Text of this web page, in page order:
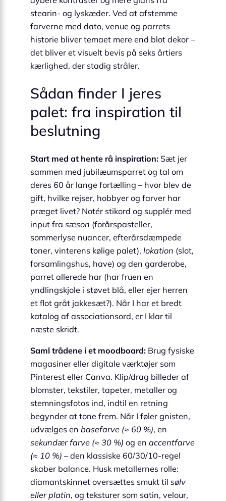
stearin- og lyskæder. Ved at afstemme
farverne med dato, venue og parrets
historie bliver temaet mere end blot dekor –
det bliver et visuelt bevis på seks årtiers
kærlighed, der stadig stråler.
Sådan finder I jeres
palet: fra inspiration til
beslutning
Start med at hente rå inspiration: Sæt jer
sammen med jubilæumsparret og tal om
deres 60 år lange fortælling – hvor blev de
gift, hvilke rejser, hobbyer og farver har
præget livet? Notér stikord og supplér med
input fra sæson (forårspasteller,
sommerlyse nuancer, efterårsdæmpede
toner, vinterens kølige palet), lokation (slot,
forsamlingshus, have) og den garderobe,
parret allerede har (har fruen en
yndlingskjole i støvet blå, eller ejer herren
et flot gråt jakkesæt?). Når I har et bredt
katalog af associationsord, er I klar til
næste skridt.
Saml trådene i et moodboard: Brug fysiske
magasiner eller digitale værktøjer som
Pinterest eller Canva. Klip/drag billeder af
blomster, tekstiler, tapeter, metaller og
stemningsfotos ind, indtil en retning
begynder at tone frem. Når I føler gnisten,
udvælges en basefarve (≈ 60 %), en
sekundær farve (≈ 30 %) og en accentfarve
(≈ 10 %) – den klassiske 60/30/10-regel
skaber balance. Husk metallernes rolle:
diamantskinnet oversættes smukt til sølv
eller platin, og teksturer som satin, velour,